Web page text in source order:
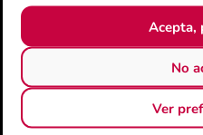
Acepta,
No
Ver